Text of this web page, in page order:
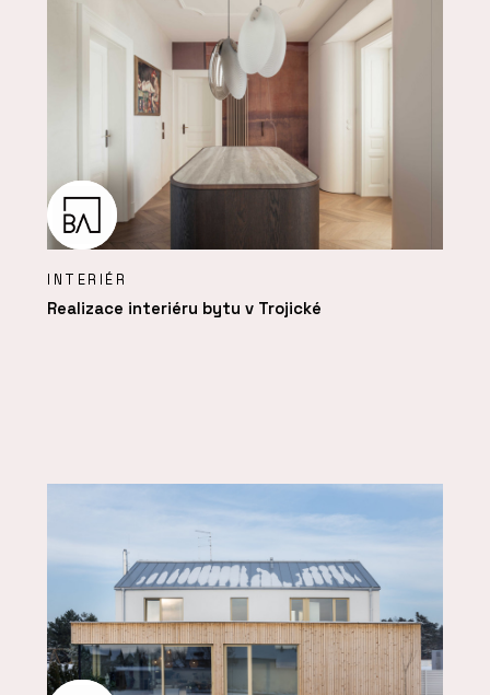
INTERIÉR
Realizace interiéru bytu v Trojické